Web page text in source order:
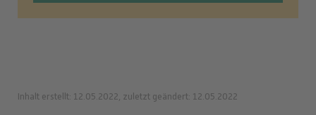
Inhalt erstellt: 12.05.2022, zuletzt geändert: 12.05.2022